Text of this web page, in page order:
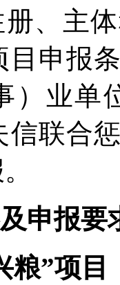
、主
目申报
）业单
信联合
申报要
粮”项目